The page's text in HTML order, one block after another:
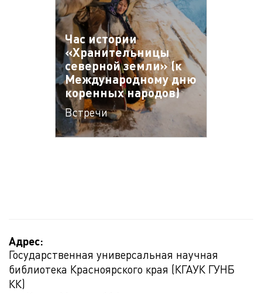
Час истории
«Хранительницы
северной земли» (к
Международному дню
коренных народов)
Встречи
Адрес:
Государственная универсальная научная
библиотека Красноярского края (КГАУК ГУНБ
КК)